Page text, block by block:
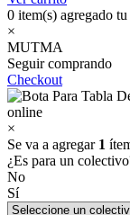
0 item(s) agregado
×
MUTMA
Seguir comprando
Checkout
×
Se va a agregar 1
¿Es para un
No
Sí